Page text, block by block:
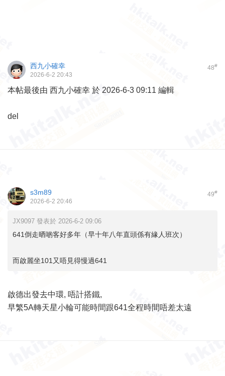
48#
西九小確幸
2026-6-2 20:43
本帖最後由 西九小確幸 於 2026-6-3 09:11 編輯
del
49#
s3m89
2026-6-2 20:46
JX9097 發表於 2026-6-2 09:06
641倒走晒啲客好多年（早十年八年直頭係有緣人班次）
而啟麗坐101又唔見得慢過641
啟德出發去中環, 唔計搭鐵,
早繁5A轉天星小輪可能時間跟641全程時間唔差太遠